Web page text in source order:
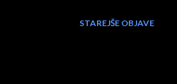
STAREJŠE OBJAVE